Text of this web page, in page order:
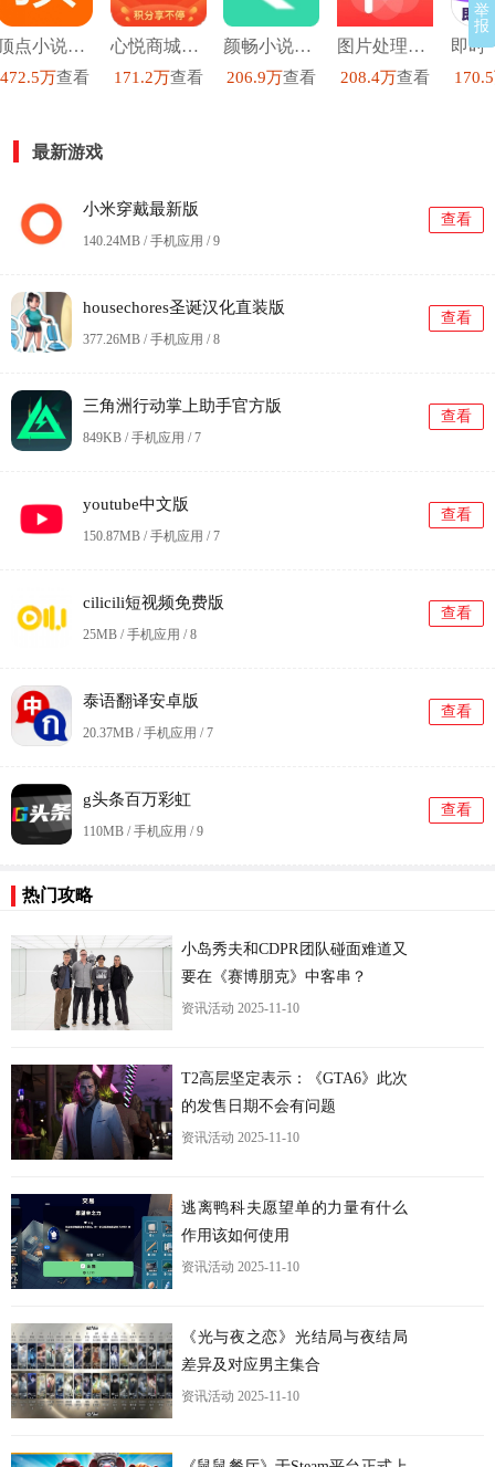
顶点小说去广告版
472.5万查看
心悦商城安卓直装版
171.2万查看
颜畅小说安卓官方版
206.9万查看
图片处理p图直装版
208.4万查看
最新游戏
小米穿戴最新版
140.24MB / 手机应用 /9
查看
housechores圣诞汉化直装版
377.26MB / 手机应用 /8
查看
三角洲行动掌上助手官方版
849KB / 手机应用 /7
查看
youtube中文版
150.87MB / 手机应用 /7
查看
cilicili短视频免费版
25MB / 手机应用 /8
查看
泰语翻译安卓版
20.37MB / 手机应用 /7
查看
g头条百万彩虹
110MB / 手机应用 /9
查看
热门攻略
小岛秀夫和CDPR团队碰面难道又
要在《赛博朋克》中客串？
资讯活动 2025-11-10
T2高层坚定表示：《GTA6》此次
的发售日期不会有问题
资讯活动 2025-11-10
逃离鸭科夫愿望单的力量有什么
作用该如何使用
资讯活动 2025-11-10
《光与夜之恋》光结局与夜结局
差异及对应男主集合
资讯活动 2025-11-10
举
报